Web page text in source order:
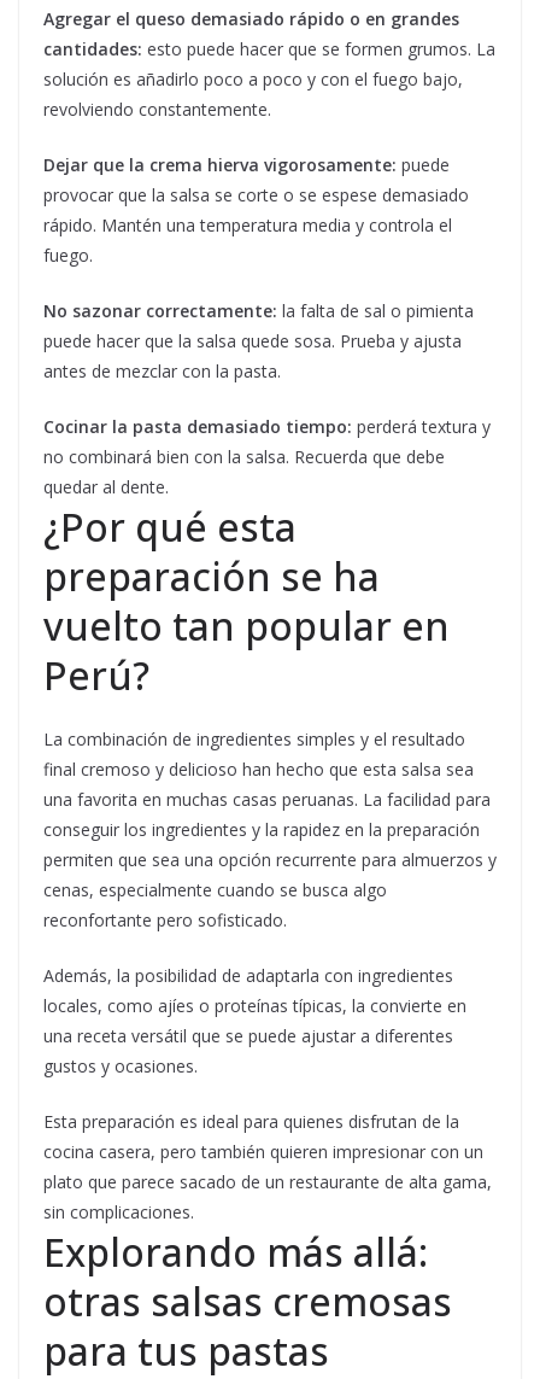
Agregar el queso demasiado rápido o en grandes
cantidades: esto puede hacer que se formen grumos. La
solución es añadirlo poco a poco y con el fuego bajo,
revolviendo constantemente.
Dejar que la crema hierva vigorosamente: puede
provocar que la salsa se corte o se espese demasiado
rápido. Mantén una temperatura media y controla el
fuego.
No sazonar correctamente: la falta de sal o pimienta
puede hacer que la salsa quede sosa. Prueba y ajusta
antes de mezclar con la pasta.
Cocinar la pasta demasiado tiempo: perderá textura y
no combinará bien con la salsa. Recuerda que debe
quedar al dente.
¿Por qué esta
preparación se ha
vuelto tan popular en
Perú?
La combinación de ingredientes simples y el resultado
final cremoso y delicioso han hecho que esta salsa sea
una favorita en muchas casas peruanas. La facilidad para
conseguir los ingredientes y la rapidez en la preparación
permiten que sea una opción recurrente para almuerzos y
cenas, especialmente cuando se busca algo
reconfortante pero sofisticado.
Además, la posibilidad de adaptarla con ingredientes
locales, como ajíes o proteínas típicas, la convierte en
una receta versátil que se puede ajustar a diferentes
gustos y ocasiones.
Esta preparación es ideal para quienes disfrutan de la
cocina casera, pero también quieren impresionar con un
plato que parece sacado de un restaurante de alta gama,
sin complicaciones.
Explorando más allá:
otras salsas cremosas
para tus pastas